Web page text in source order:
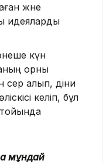
және
идеяларды
күн
орны
алып, діни
келіп, бұл
мұндай